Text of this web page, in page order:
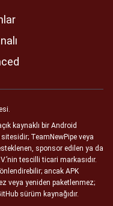
kaynaklı bir Android
sitesidir; TeamNewPipe veya
sponsor edilen ya da
tescilli ticari markasıdır.
ancak APK
veya yeniden paketlenmez;
sürüm kaynağıdır.